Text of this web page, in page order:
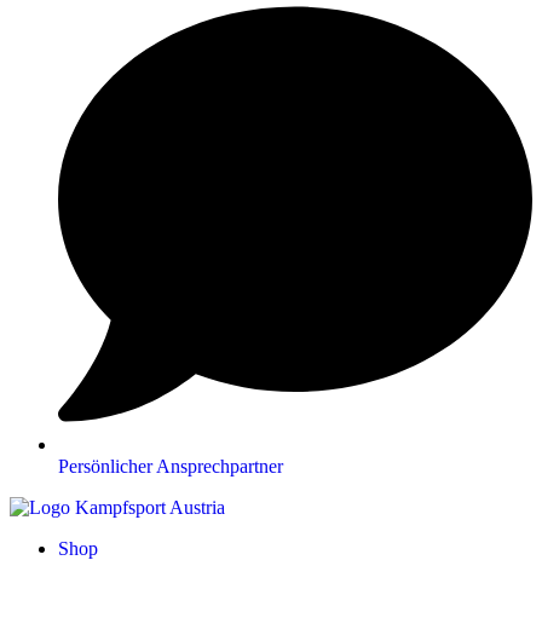
Persönlicher Ansprechpartner
Shop